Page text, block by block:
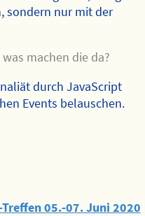
sondern nur mit der
machen die da?
durch JavaScript
Events belauschen.
Treffen 05.-07. Juni 2020